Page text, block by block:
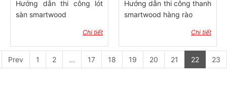
Hướng dẫn thi công lót
sàn smartwood
Chi tiết
Hướng dẫn thi công thanh
smartwood hàng rào
Chi tiết
Prev 1 2 ... 17 18 19 20 21 22 23